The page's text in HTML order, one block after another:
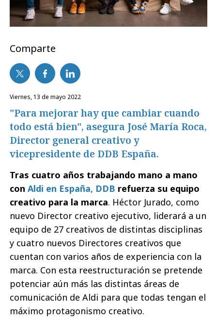
Comparte
viernes, 13 de mayo 2022
"Para mejorar hay que cambiar cuando
todo está bien", asegura José María Roca,
Director general creativo y
vicepresidente de DDB España.
Tras cuatro años trabajando mano a mano
con Aldi en España, DDB refuerza su equipo
creativo para la marca. Héctor Jurado, como
nuevo Director creativo ejecutivo, liderará a un
equipo de 27 creativos de distintas disciplinas
y cuatro nuevos Directores creativos que
cuentan con varios años de experiencia con la
marca. Con esta reestructuración se pretende
potenciar aún más las distintas áreas de
comunicación de Aldi para que todas tengan el
máximo protagonismo creativo.